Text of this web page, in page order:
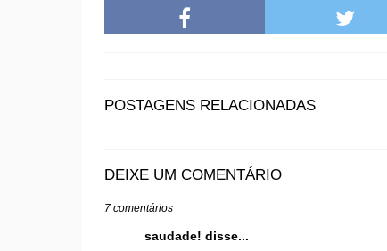
POSTAGENS RELACIONADAS
DEIXE UM COMENTÁRIO
7 comentários
saudade! disse...